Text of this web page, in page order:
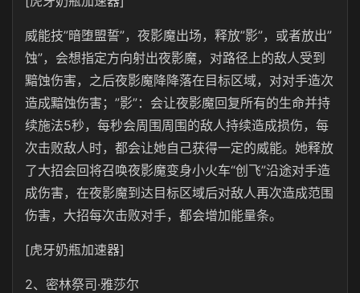
威能技”暗堕盟誓”，夜影魔出场，释放”影”，或者放出”
蚀”，会想指定方向射出夜影魔，对路径上的敌人受到
黯蚀伤害，之后夜影魔降降落在目标区域，对对手造次
造成黯蚀伤害；”影”：会让夜影魔回复所有的生命并持
续施法5秒，每秒会周围周围的敌人持续造成损伤，每
次击败敌人时，都会让她自己获得一定的威能。她释放
了大招会回将召唤夜影魔变身小火车“创飞”沿途对手造
成伤害，在夜影魔到达目标区域后对敌人再次造成范围
伤害，大招每次击败对手，都会增加能量条。
[虎牙奶瓶加速器]
2、密林祭司·雅莎尔